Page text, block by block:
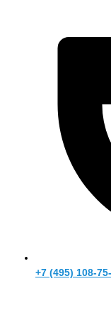
+7 (495) 108-